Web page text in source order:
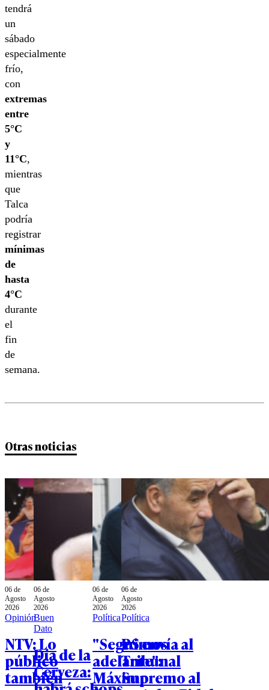
tendrá
un
sábado
especialmente
frío,
con
extremas
entre
5°C
y
11°C,
mientras
que
Talca
podría
registrar
mínimas
de
hasta
4°C
durante
el
fin
de
semana.
Otras noticias
06 de
Agosto
2026
Opinión
NTV: Lo
público
también
06 de
Agosto
2026
Buen
Dato
Día de la
Cerveza:
06 de
Agosto
2026
Política
"Seguimos
adelante":
Máximo
06 de
Agosto
2026
Política
PS envía al
Tribunal
Supremo al